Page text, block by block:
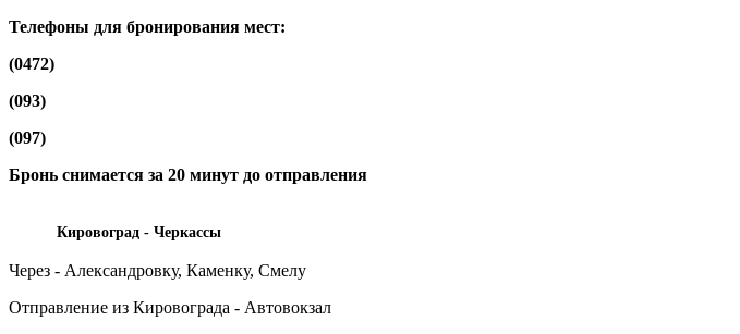
Телефоны для бронирования мест:
(0472)
(093)
(097)
Бронь снимается за 20 минут до отправления
Кировоград - Черкассы
Через - Александровку, Каменку, Смелу
Отправление из Кировограда - Автовокзал